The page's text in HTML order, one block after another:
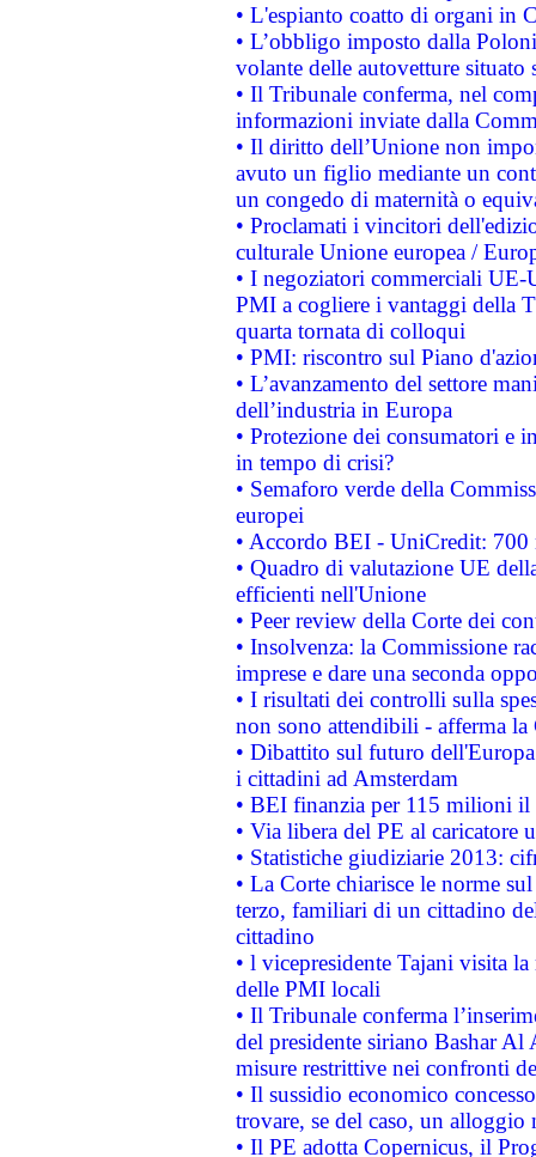
• L'espianto coatto di organi in
• L’obbligo imposto dalla
volante delle autovetture
• Il Tribunale conferma, nel
informazioni inviate dalla
• Il diritto dell’Unione non
avuto un figlio mediante un
un congedo di maternità o
• Proclamati i vincitori
culturale Unione europea /
• I negoziatori commerciali UE-
PMI a cogliere i vantaggi della
quarta tornata di colloqui
• PMI: riscontro sul Piano
• L’avanzamento del settore
dell’industria in Europa
• Protezione dei consumatori e
in tempo di crisi?
• Semaforo verde della
europei
• Accordo BEI - UniCredit:
• Quadro di valutazione UE
efficienti nell'Unione
• Peer review della Corte dei
• Insolvenza: la Commissione
imprese e dare una seconda
• I risultati dei controlli sulla
non sono attendibili - afferma la
• Dibattito sul futuro
i cittadini ad Amsterdam
• BEI finanzia per 115 milioni
• Via libera del PE al caricatore
• Statistiche giudiziarie 2013:
• La Corte chiarisce le norme
terzo, familiari di un cittadino
cittadino
• l vicepresidente Tajani visita
delle PMI locali
• Il Tribunale conferma
del presidente siriano Bashar Al
misure restrittive nei confronti
• Il sussidio economico
trovare, se del caso, un
• Il PE adotta Copernicus, il